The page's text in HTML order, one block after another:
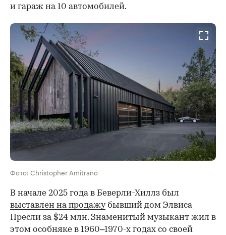
и гараж на 10 автомобилей.
Фото: Christopher Amitrano
В начале 2025 года в Беверли-Хиллз был
выставлен на продажубывший дом Элвиса
Пресли за $24 млн. Знаменитый музыкант жил в
этом особняке в 1960–1970-х годах со своей